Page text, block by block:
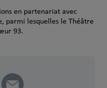
en partenariat avec
parmi lesquelles le Théâtre
93.